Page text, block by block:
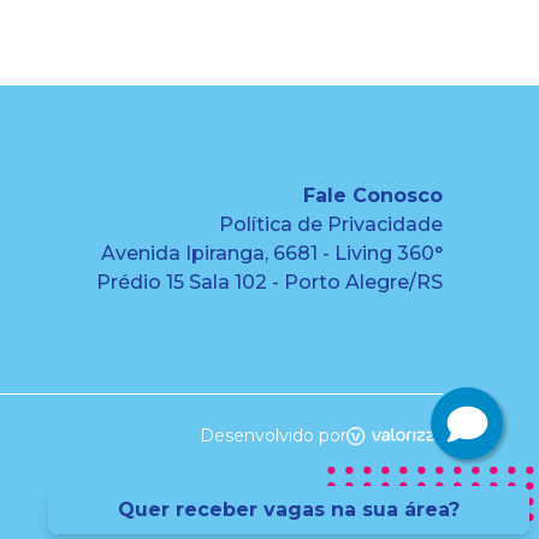
Quer receber vagas na sua área?
Fale Conosco
Política de Privacidade
Avenida Ipiranga, 6681 - Living 360°
Prédio 15 Sala 102 - Porto Alegre/RS
Desenvolvido por